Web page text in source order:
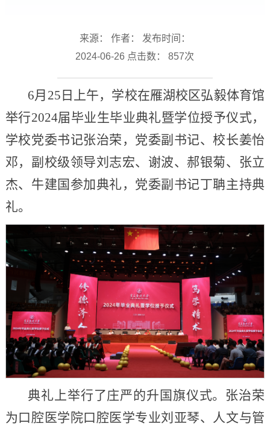
来源： 作者： 发布时间：
2024-06-26 点击数：857次
6月25日上午，学校在雁湖校区弘毅体育馆
举行2024届毕业生毕业典礼暨学位授予仪式，
学校党委书记张治荣，党委副书记、校长姜怡
邓，副校级领导刘志宏、谢波、郝银菊、张立
杰、牛建国参加典礼，党委副书记丁聃主持典
礼。
典礼上举行了庄严的升国旗仪式。张治荣
为口腔医学院口腔医学专业刘亚琴、人文与管